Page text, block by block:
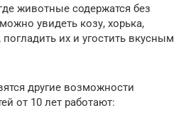
животные содержатся без
увидеть козу, хорька,
их и угостить вкусным
другие возможности
от 10 лет работают: